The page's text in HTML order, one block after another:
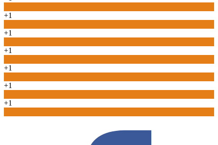
+1
+1
+1
+1
+1
+1